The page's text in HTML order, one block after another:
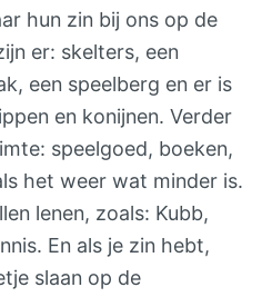
hun zin bij ons op de
er: skelters, een
een speelberg en er is
en konijnen. Verder
speelgoed, boeken,
het weer wat minder is.
lenen, zoals: Kubb,
En als je zin hebt,
slaan op de